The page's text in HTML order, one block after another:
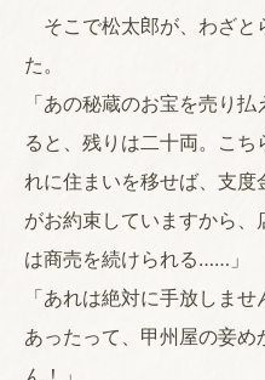
そこで松太郎が、わざと
た。
「あの秘蔵のお宝を売り
ると、残りは二十両。こ
れに住まいを移せば、支度
がお約束していますから
は商売を続けられる……」
「あれは絶対に手放しま
あったって、甲州屋の妾
ん！」